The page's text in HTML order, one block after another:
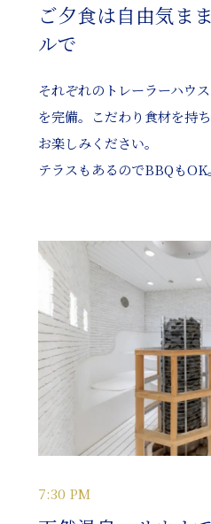
ご夕食は自由気ま
ルで
それぞれのトレーラーハウ
を完備。こだわり食材を持
お楽しみください。
テラスもあるのでBBQもOK。
7:30 PM